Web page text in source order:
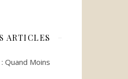
ARTICLES
Quand Moins